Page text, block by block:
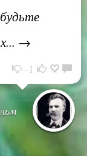
→
-1